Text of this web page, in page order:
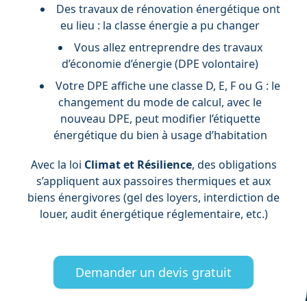
Des travaux de rénovation énergétique ont
eu lieu : la classe énergie a pu changer
Vous allez entreprendre des travaux
d’économie d’énergie (DPE volontaire)
Votre DPE affiche une classe D, E, F ou G : le
changement du mode de calcul, avec le
nouveau DPE, peut modifier l’étiquette
énergétique du bien à usage d’habitation
Avec la loi Climat et Résilience, des obligations
s’appliquent aux passoires thermiques et aux
biens énergivores (gel des loyers, interdiction de
louer, audit énergétique réglementaire, etc.)
Demander un devis gratuit